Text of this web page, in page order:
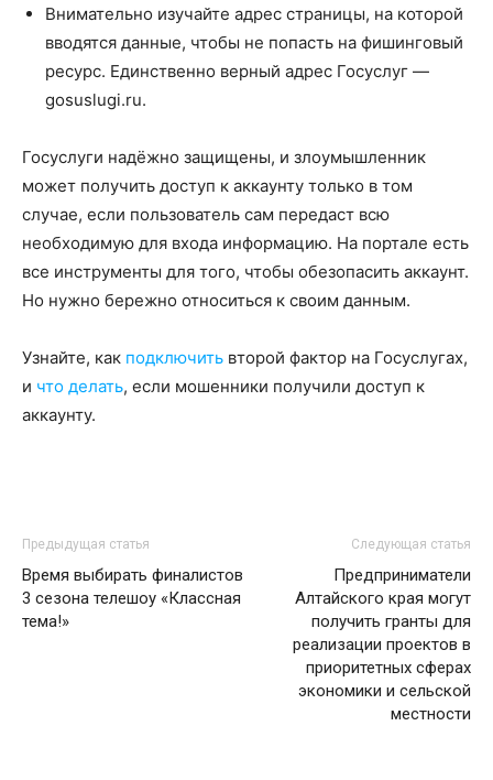
Внимательно изучайте адрес страницы, на которой
вводятся данные, чтобы не попасть на фишинговый
ресурс. Единственно верный адрес Госуслуг —
gosuslugi.ru.
Госуслуги надёжно защищены, и злоумышленник
может получить доступ к аккаунту только в том
случае, если пользователь сам передаст всю
необходимую для входа информацию. На портале есть
все инструменты для того, чтобы обезопасить аккаунт.
Но нужно бережно относиться к своим данным.
Узнайте, как подключить второй фактор на Госуслугах,
и что делать, если мошенники получили доступ к
аккаунту.
Предыдущая статья
Время выбирать финалистов
3 сезона телешоу «Классная
тема!»
Следующая статья
Предприниматели
Алтайского края могут
получить гранты для
реализации проектов в
приоритетных сферах
экономики и сельской
местности